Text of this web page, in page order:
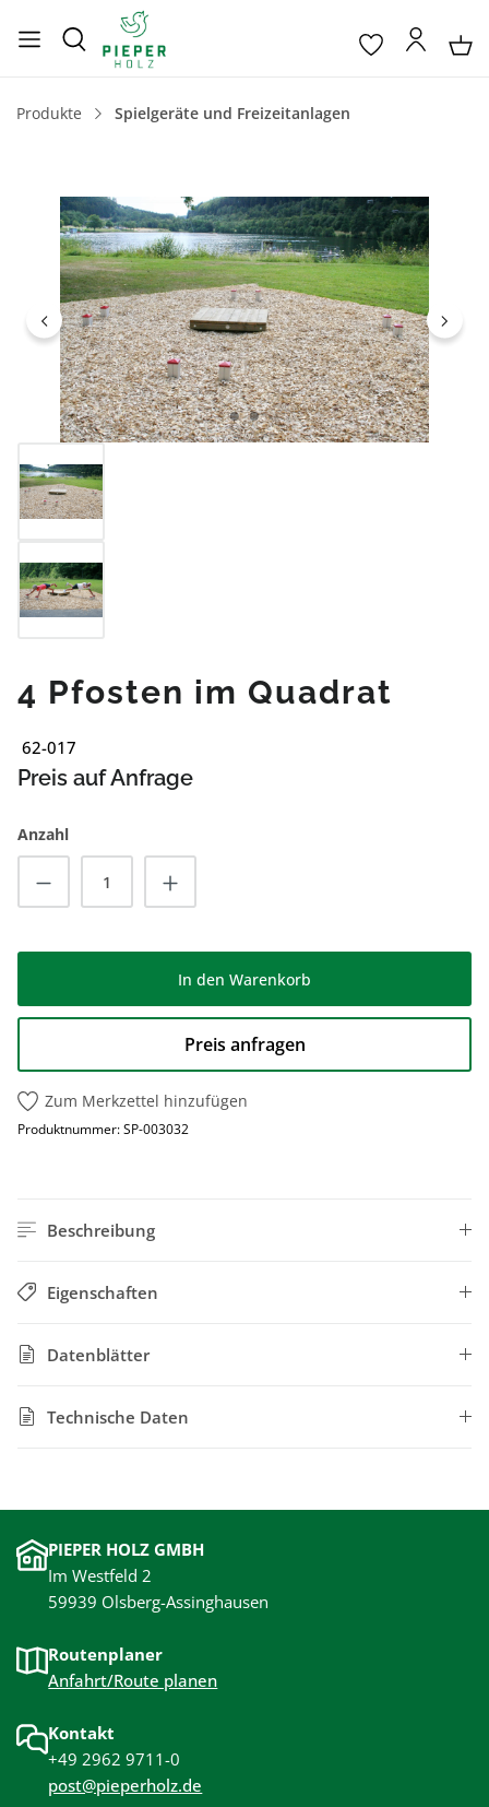
Produkte Spielgeräte und Freizeitanlagen
Bildergalerie überspringen
4 Pfosten im Quadrat
62-017
Preis auf Anfrage
Anzahl
Produkt Anzahl: Gib den gewünschten
In den Warenkorb
Preis anfragen
Zum Merkzettel hinzufügen
Produktnummer:SP-003032
Beschreibung
Eigenschaften
Datenblätter
Technische Daten
PIEPER HOLZ GMBH
Im Westfeld 2
59939 Olsberg-Assinghausen
Routenplaner
Anfahrt/Route planen
Kontakt
+49 2962 9711-0
post@pieperholz.de